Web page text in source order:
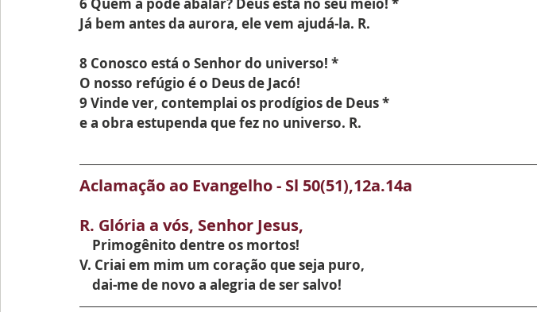
Já bem antes da aurora, ele vem ajudá-la. R.
8 Conosco está o Senhor do universo! *
O nosso refúgio é o Deus de Jacó!
9 Vinde ver, contemplai os prodígios de Deus *
e a obra estupenda que fez no universo. R.
Aclamação ao Evangelho - Sl 50(51),12a.14a
R. Glória a vós, Senhor Jesus,
    Primogênito dentre os mortos!
V. Criai em mim um coração que seja puro,
    dai-me de novo a alegria de ser salvo!